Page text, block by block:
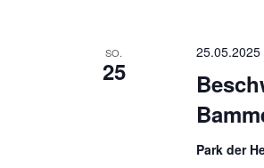
SO.
25
25.05.2025
Park der